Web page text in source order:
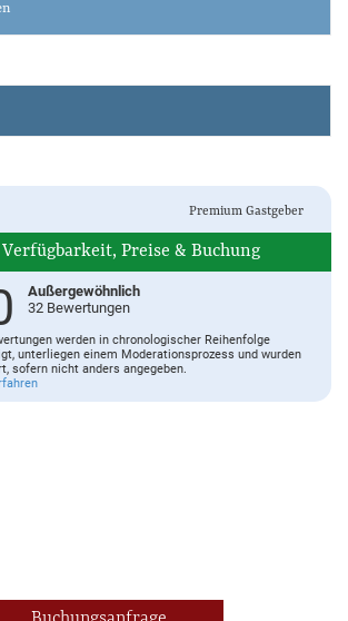
Premium Gastgeber
Verfügbarkeit, Preise & Buchung
Außergewöhnlich
32 Bewertungen
werden in chronologischer Reihenfolge
unterliegen einem Moderationsprozess und wurden
sofern nicht anders angegeben.